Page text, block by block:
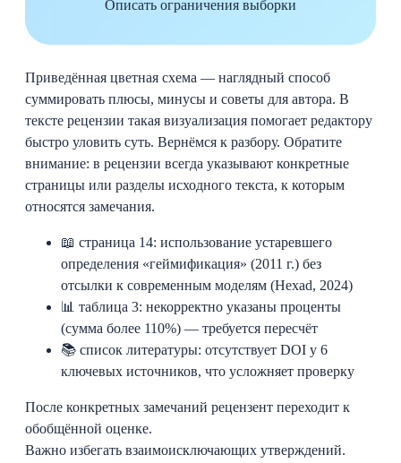
Описать ограничения выборки
Приведённая цветная схема — наглядный способ
суммировать плюсы, минусы и советы для автора. В
тексте рецензии такая визуализация помогает редактору
быстро уловить суть. Вернёмся к разбору. Обратите
внимание: в рецензии всегда указывают конкретные
страницы или разделы исходного текста, к которым
относятся замечания.
📖 страница 14: использование устаревшего
определения «геймификация» (2011 г.) без
отсылки к современным моделям (Hexad, 2024)
📊 таблица 3: некорректно указаны проценты
(сумма более 110%) — требуется пересчёт
📚 список литературы: отсутствует DOI у 6
ключевых источников, что усложняет проверку
После конкретных замечаний рецензент переходит к
обобщённой оценке.
Важно избегать взаимоисключающих утверждений.